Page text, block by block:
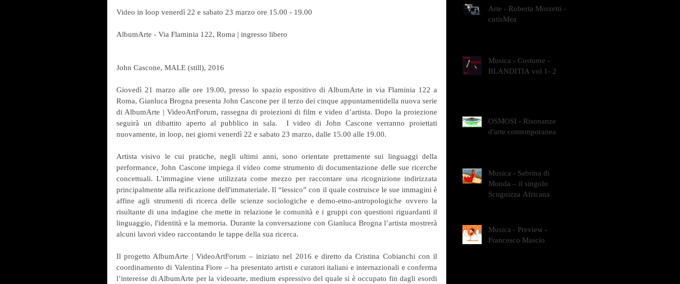
Video in loop venerdì 22 e sabato 23 marzo ore 15.00 - 19.00
AlbumArte - Via Flaminia 122, Roma | ingresso libero
John Cascone, MALE (still), 2016
Giovedì 21 marzo alle ore 19.00, presso lo spazio espositivo di AlbumArte in via Flaminia 122 a
Roma, Gianluca Brogna presenta John Cascone per il terzo dei cinque appuntamentidella nuova serie
di AlbumArte | VideoArtForum, rassegna di proiezioni di film e video d’artista. Dopo la proiezione
seguirà un dibattito aperto al pubblico in sala.  I video di John Cascone verranno proiettati
nuovamente, in loop, nei giorni venerdì 22 e sabato 23 marzo, dalle 15.00 alle 19.00.
Artista visivo le cui pratiche, negli ultimi anni, sono orientate prettamente sui linguaggi della
performance, John Cascone impiega il video come strumento di documentazione delle sue ricerche
concettuali. L'immagine viene utilizzata come mezzo per raccontare una ricognizione indirizzata
principalmente alla reificazione dell'immateriale. Il “lessico” con il quale costruisce le sue immagini è
affine agli strumenti di ricerca delle scienze sociologiche e demo-etno-antropologiche ovvero la
risultante di una indagine che mette in relazione le comunità e i gruppi con questioni riguardanti il
linguaggio, l'identità e la memoria. Durante la conversazione con Gianluca Brogna l’artista mostrerà
alcuni lavori video raccontando le tappe della sua ricerca.
Il progetto AlbumArte | VideoArtForum – iniziato nel 2016 e diretto da Cristina Cobianchi con il
coordinamento di Valentina Fiore – ha presentato artisti e curatori italiani e internazionali e conferma
l’interesse di AlbumArte per la videoarte, medium espressivo del quale si è occupato fin dagli esordi
Arte - Roberta Morzetti -
cutisMea
Musica - Costume -
BLANDITIA vol 1- 2
OSMOSI - Risonanze
d'arte contemporanea
Musica - Sabrina di
Monda – il singolo
Scugnizza Africana
Musica - Preview -
Francesco Mascio